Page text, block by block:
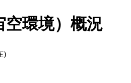
空環境）概況
)